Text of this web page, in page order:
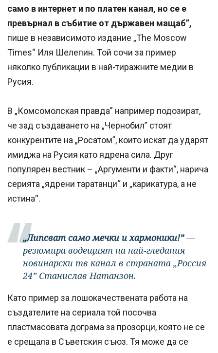
само в интернет и по платен канал, но се е
превърнал в събитие от държавен мащаб”,
пише в независимото издание „The Moscow
Times“ Иля Шелепин. Той сочи за пример
няколко публикации в най-тиражните медии в
Русия.
В „Комсомолская правда” например подозират,
че зад създаването на „Чернобил” стоят
конкурентите на „Росатом”, които искат да ударят
имиджа на Русия като ядрена сила. Друг
популярен вестник – „Аргументи и факти“, нарича
серията „ядрени таратанци“ и „карикатура, а не
истина“.
„Липсват само мечки и хармоники!”—
резюмира водещият на най-гледания
новинарски тв канал в страната „Россия
24” Станислав Натанзон.
Като пример за лошокачествената работа на
създателите на сериала той посочва
пластмасовата дограма за прозорци, която не се
е срещала в Съветския съюз. Тя може да се